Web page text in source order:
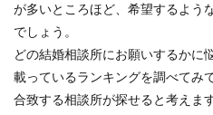
が多いところほど、希望するよう
でしょう。
どの結婚相談所にお願いするかに
載っているランキングを調べてみ
合致する相談所が探せると考えます